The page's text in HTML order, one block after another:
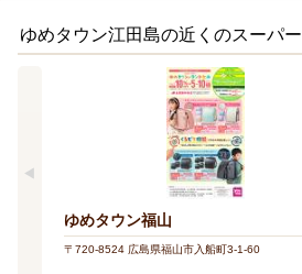
ゆめタウン江田島の近くのスーパー
ゆめタウン福山
〒720-8524 広島県福山市入船町3-1-60